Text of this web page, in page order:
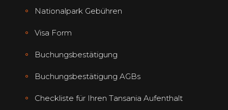
Nationalpark Gebühren
Visa Form
Buchungsbestätigung
Buchungsbestätigung AGBs
Checkliste für Ihren Tansania Aufenthalt